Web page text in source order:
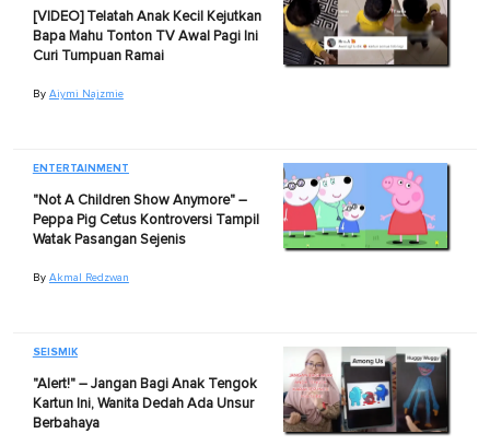
[VIDEO] Telatah Anak Kecil Kejutkan
Bapa Mahu Tonton TV Awal Pagi Ini
Curi Tumpuan Ramai
By Aiymi Najzmie
ENTERTAINMENT
"Not A Children Show Anymore" –
Peppa Pig Cetus Kontroversi Tampil
Watak Pasangan Sejenis
By Akmal Redzwan
SEISMIK
"Alert!" – Jangan Bagi Anak Tengok
Kartun Ini, Wanita Dedah Ada Unsur
Berbahaya